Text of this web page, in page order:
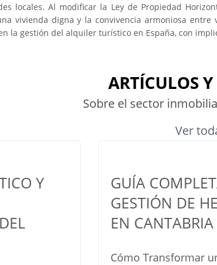
locales. Al modificar la Ley de Propiedad
vivienda digna y la convivencia armoniosa
la gestión del alquiler turístico en España, con
ARTÍCULOS
Sobre el sector
Ver
Y
GUÍA
GESTIÓN DE
EN CANTABRIA
Cómo Transformar